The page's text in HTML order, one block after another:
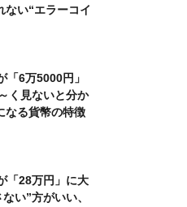
ない“エラーコイ
「6万5000円」
く見ないと分か
なる貨幣の特徴
「28万円」に大
い”方がいい、